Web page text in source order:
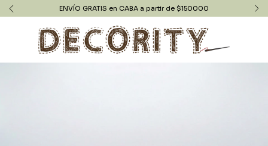
ENVÍO GRATIS en CABA a partir de $150000